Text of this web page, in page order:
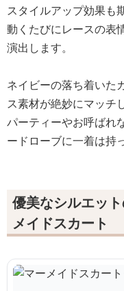
スタイルアップ効果も
動くたびにレースの表
演出します。
ネイビーの落ち着いた
ス素材が絶妙にマッチ
パーティーやお呼ばれ
ードローブに一着は持
優美なシルエッ
メイドスカート